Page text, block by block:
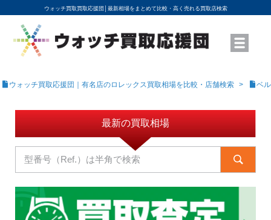
ウォッチ買取買取応援団│ 最新相場をまとめて比較・高く売れる買取店検索
YouTubeで動画を公開中
ROLEXモデル名から買取相場を調べる
高級時計ブランド名から買取相場を調べる
地域から買取店を探す
店舗名から買取店を探す
ブランド時計を高く売る方法
買取査定を依頼する
ウォッチ買取応援団｜有名店のロレックス買取相場を比較・店舗検索 ベ
最新の買取相場